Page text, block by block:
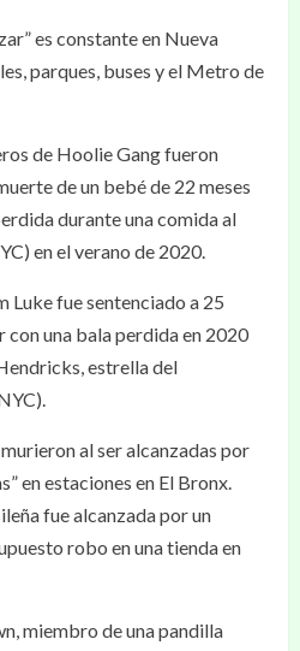
es constante en Nueva
parques, buses y el Metro de
de Hoolie Gang fueron
de un bebé de 22 meses
durante una comida al
en el verano de 2020.
Luke fue sentenciado a 25
con una bala perdida en 2020
estrella del
al ser alcanzadas por
en estaciones en El Bronx.
fue alcanzada por un
robo en una tienda en
miembro de una pandilla